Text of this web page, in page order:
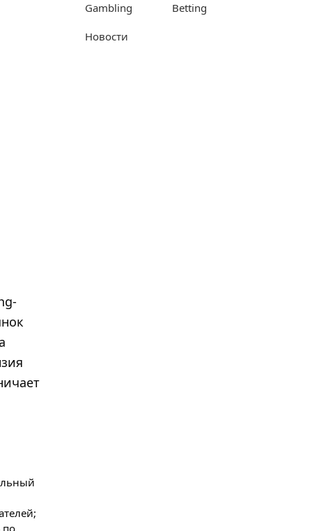
Gambling Betting
Новости